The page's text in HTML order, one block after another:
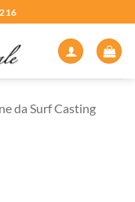
da Surf Casting